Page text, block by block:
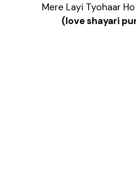
Mere Layi Tyohaar
(love shayari